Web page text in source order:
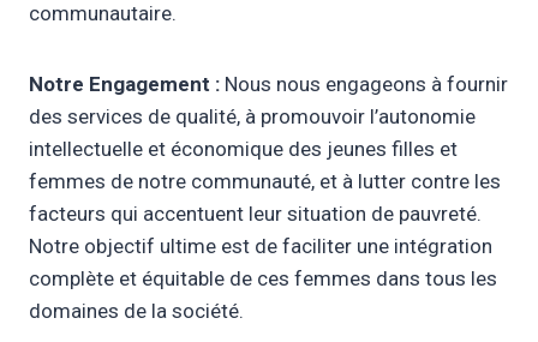
communautaire.
Notre Engagement : Nous nous engageons à fournir
des services de qualité, à promouvoir l’autonomie
intellectuelle et économique des jeunes filles et
femmes de notre communauté, et à lutter contre les
facteurs qui accentuent leur situation de pauvreté.
Notre objectif ultime est de faciliter une intégration
complète et équitable de ces femmes dans tous les
domaines de la société.